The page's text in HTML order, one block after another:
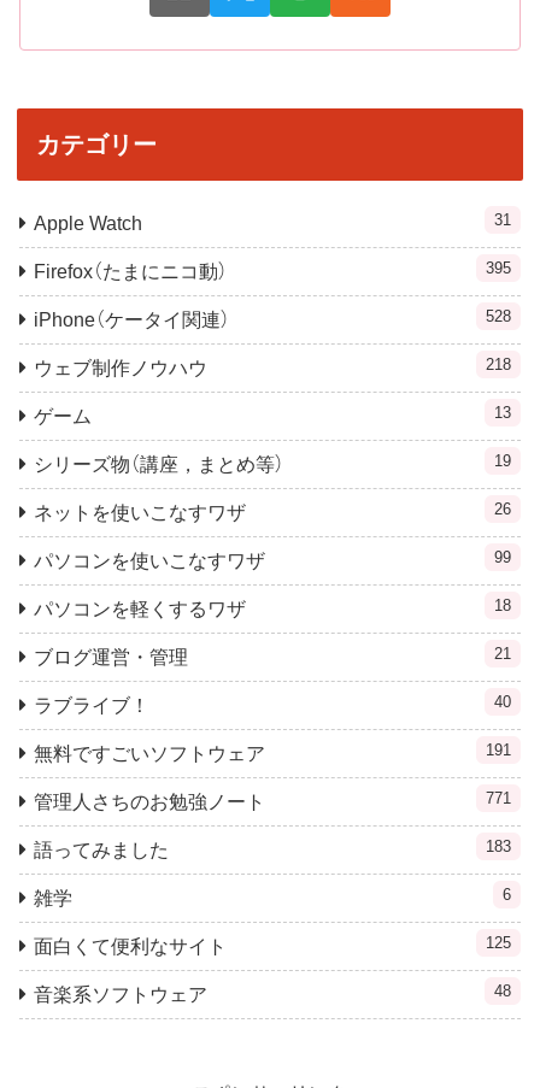
カテゴリー
Apple Watch 31
Firefox（たまにニコ動） 395
iPhone（ケータイ関連） 528
ウェブ制作ノウハウ 218
ゲーム 13
シリーズ物（講座，まとめ等） 19
ネットを使いこなすワザ 26
パソコンを使いこなすワザ 99
パソコンを軽くするワザ 18
ブログ運営・管理 21
ラブライブ！ 40
無料ですごいソフトウェア 191
管理人さちのお勉強ノート 771
語ってみました 183
雑学 6
面白くて便利なサイト 125
音楽系ソフトウェア 48